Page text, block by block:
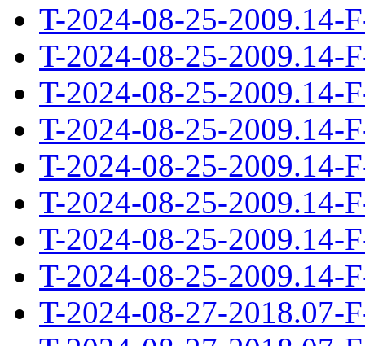
T-2024-08-25-2009.14-
T-2024-08-25-2009.14-
T-2024-08-25-2009.14-
T-2024-08-25-2009.14-
T-2024-08-25-2009.14-
T-2024-08-25-2009.14-
T-2024-08-25-2009.14-
T-2024-08-25-2009.14-
T-2024-08-27-2018.07-